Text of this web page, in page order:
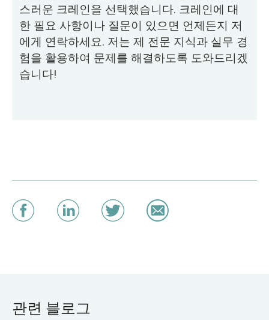
스러운 크레인을 선택했습니다. 크레인에 대
한 필요 사항이나 질문이 있으면 언제든지 저
에게 연락하세요. 저는 제 전문 지식과 실무 경
험을 활용하여 문제를 해결하도록 도와드리겠
습니다!
관련 블로그